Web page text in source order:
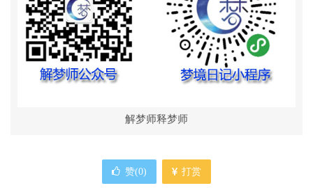
解梦师释梦师
赞(0) 打赏